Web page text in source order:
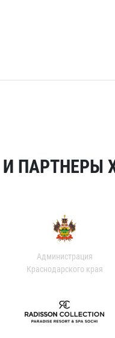
ПАРТНЕРЫ
Администрация
Краснодарского края